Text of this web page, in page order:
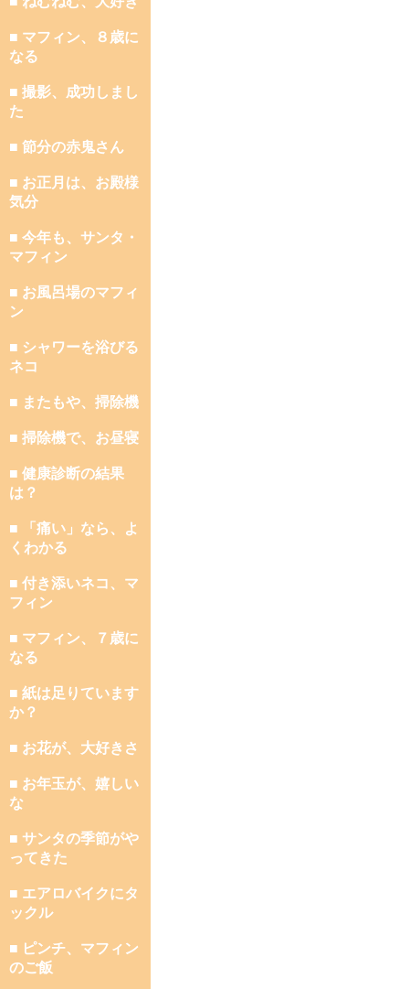
■ マフィン、８歳に
なる
■ 撮影、成功しまし
た
■ 節分の赤鬼さん
■ お正月は、お殿様
気分
■ 今年も、サンタ・
マフィン
■ お風呂場のマフィ
ン
■ シャワーを浴びる
ネコ
■ またもや、掃除機
■ 掃除機で、お昼寝
■ 健康診断の結果
は？
■ 「痛い」なら、よ
くわかる
■ 付き添いネコ、マ
フィン
■ マフィン、７歳に
なる
■ 紙は足りています
か？
■ お花が、大好きさ
■ お年玉が、嬉しい
な
■ サンタの季節がや
ってきた
■ エアロバイクにタ
ックル
■ ピンチ、マフィン
のご飯